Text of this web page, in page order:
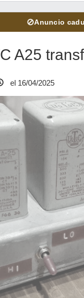
⊘Anuncio
A25
el 16/04/2025